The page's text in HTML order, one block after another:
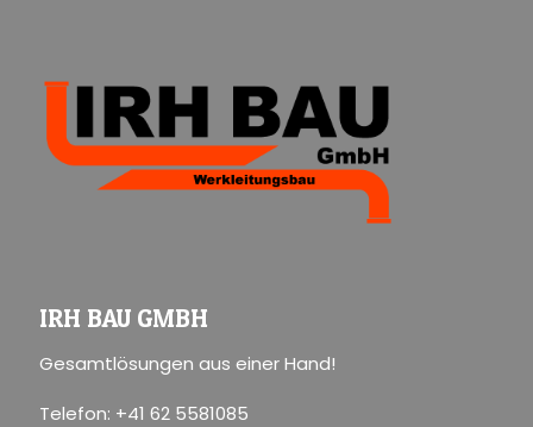
IRH BAU GMBH
Gesamtlösungen aus einer Hand!
Telefon: +41 62 5581085